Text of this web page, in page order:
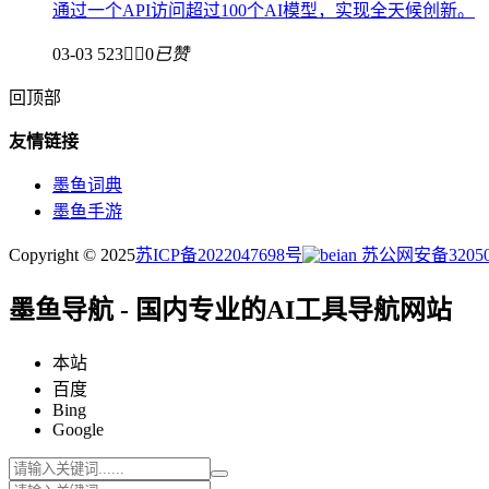
通过一个API访问超过100个AI模型，实现全天候创新。
03-03 523 0已赞
回顶部
友情链接
墨鱼词典
墨鱼手游
Copyright © 2025苏ICP备2022047698号 苏公网安备
墨鱼导航 - 国内专业的AI工具导航网站
本站
百度
Bing
Google